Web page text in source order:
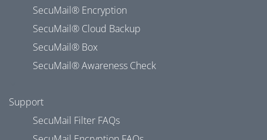
SecuMail® Encryption
SecuMail® Cloud Backup
SecuMail® Box
SecuMail® Awareness Check
Support
SecuMail Filter FAQs